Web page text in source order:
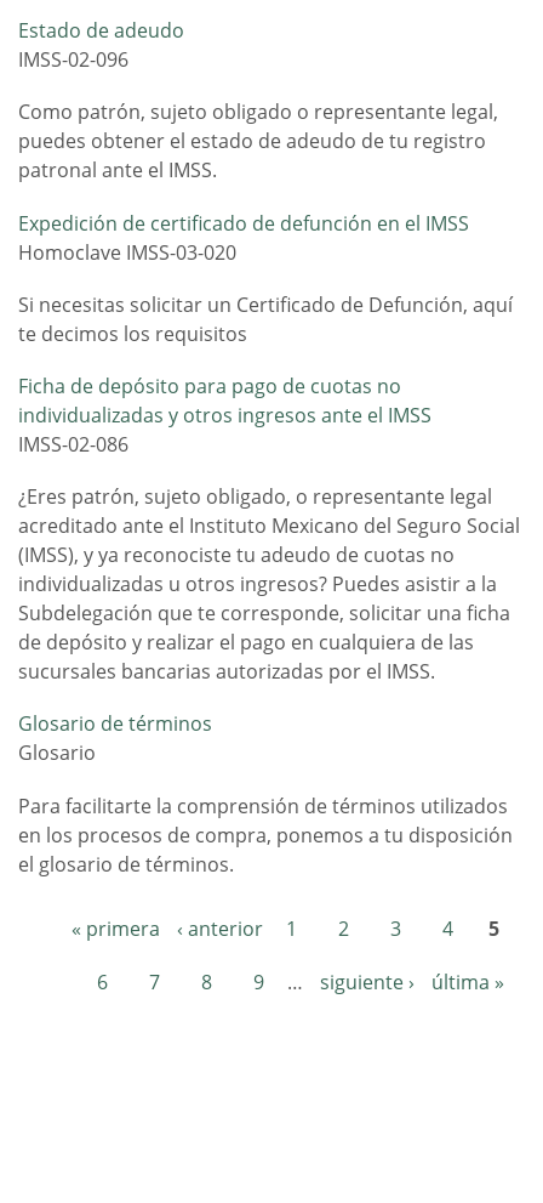
Estado de adeudo
IMSS-02-096
Como patrón, sujeto obligado o representante legal,
puedes obtener el estado de adeudo de tu registro
patronal ante el IMSS.
Expedición de certificado de defunción en el IMSS
Homoclave IMSS-03-020
Si necesitas solicitar un Certificado de Defunción, aquí
te decimos los requisitos
Ficha de depósito para pago de cuotas no
individualizadas y otros ingresos ante el IMSS
IMSS-02-086
¿Eres patrón, sujeto obligado, o representante legal
acreditado ante el Instituto Mexicano del Seguro Social
(IMSS), y ya reconociste tu adeudo de cuotas no
individualizadas u otros ingresos? Puedes asistir a la
Subdelegación que te corresponde, solicitar una ficha
de depósito y realizar el pago en cualquiera de las
sucursales bancarias autorizadas por el IMSS.
Glosario de términos
Glosario
Para facilitarte la comprensión de términos utilizados
en los procesos de compra, ponemos a tu disposición
el glosario de términos.
Páginas« primera ‹ anterior 1 2 3 4
5
6
7 8 9 … siguiente › última »